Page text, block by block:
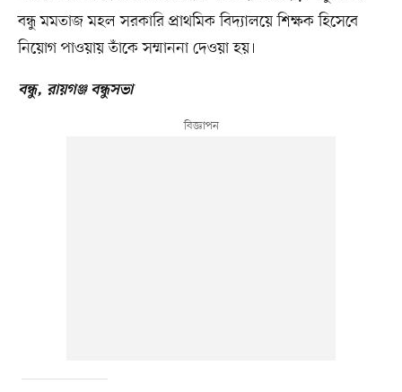
বন্ধু মমতাজ মহল সরকারি প্রাথমিক বিদ্যালয়ে শিক্ষক হিসেবে
নিয়োগ পাওয়ায় তাঁকে সম্মাননা দেওয়া হয়।
বন্ধু, রায়গঞ্জ বন্ধুসভা